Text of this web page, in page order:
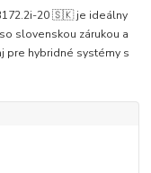
20 🇸🇰 je ideálny
slovenskou zárukou a
pre hybridné systémy s